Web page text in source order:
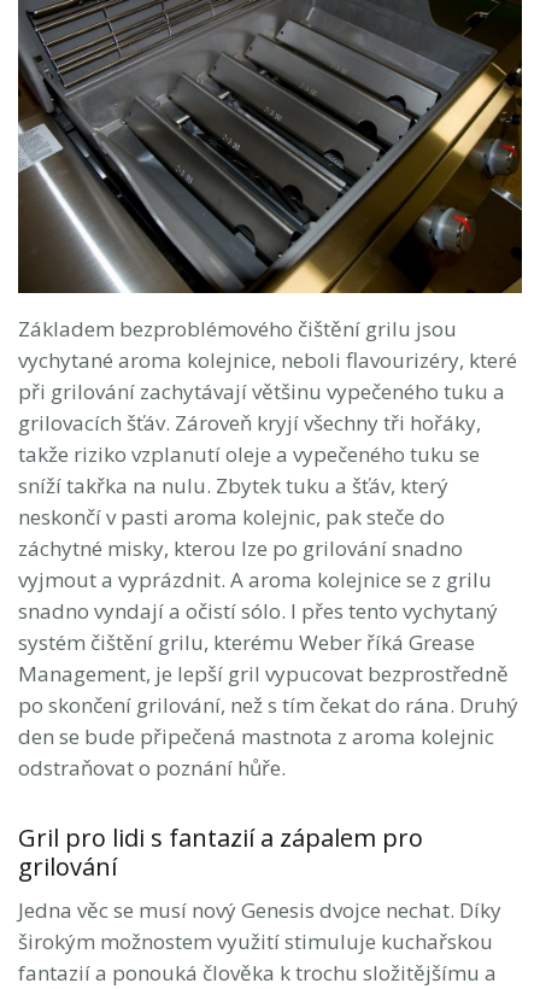
Základem bezproblémového čištění grilu jsou
vychytané aroma kolejnice, neboli flavourizéry, které
při grilování zachytávají většinu vypečeného tuku a
grilovacích šťáv. Zároveň kryjí všechny tři hořáky,
takže riziko vzplanutí oleje a vypečeného tuku se
sníží takřka na nulu. Zbytek tuku a šťáv, který
neskončí v pasti aroma kolejnic, pak steče do
záchytné misky, kterou lze po grilování snadno
vyjmout a vyprázdnit. A aroma kolejnice se z grilu
snadno vyndají a očistí sólo. I přes tento vychytaný
systém čištění grilu, kterému Weber říká Grease
Management, je lepší gril vypucovat bezprostředně
po skončení grilování, než s tím čekat do rána. Druhý
den se bude připečená mastnota z aroma kolejnic
odstraňovat o poznání hůře.
Gril pro lidi s fantazií a zápalem pro
grilování
Jedna věc se musí nový Genesis dvojce nechat. Díky
širokým možnostem využití stimuluje kuchařskou
fantazií a ponouká člověka k trochu složitějšímu a